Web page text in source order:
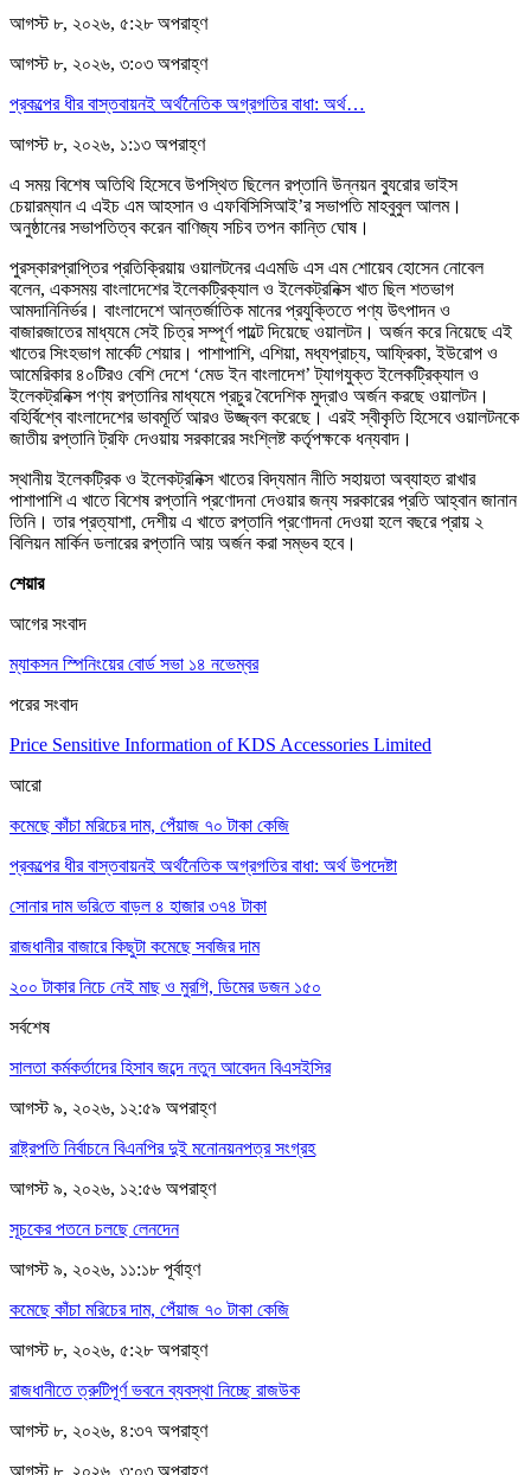
আগস্ট ৮, ২০২৬, ৫:২৮ অপরাহ্ণ
আগস্ট ৮, ২০২৬, ৩:০৩ অপরাহ্ণ
প্রকল্পের ধীর বাস্তবায়নই অর্থনৈতিক অগ্রগতির বাধা: অর্থ…
আগস্ট ৮, ২০২৬, ১:১৩ অপরাহ্ণ
এ সময় বিশেষ অতিথি হিসেবে উপস্থিত ছিলেন রপ্তানি উন্নয়ন ব্যুরোর ভাইস
চেয়ারম্যান এ এইচ এম আহসান ও এফবিসিসিআই’র সভাপতি মাহবুবুল আলম।
অনুষ্ঠানের সভাপতিত্ব করেন বাণিজ্য সচিব তপন কান্তি ঘোষ।
পুরস্কারপ্রাপ্তির প্রতিক্রিয়ায় ওয়ালটনের এএমডি এস এম শোয়েব হোসেন নোবেল
বলেন, একসময় বাংলাদেশের ইলেকট্রিক্যাল ও ইলেকট্রনিক্স খাত ছিল শতভাগ
আমদানিনির্ভর। বাংলাদেশে আন্তর্জাতিক মানের প্রযুক্তিতে পণ্য উৎপাদন ও
বাজারজাতের মাধ্যমে সেই চিত্র সম্পূর্ণ পাল্টে দিয়েছে ওয়ালটন। অর্জন করে নিয়েছে এই
খাতের সিংহভাগ মার্কেট শেয়ার। পাশাপাশি, এশিয়া, মধ্যপ্রাচ্য, আফ্রিকা, ইউরোপ ও
আমেরিকার ৪০টিরও বেশি দেশে ‘মেড ইন বাংলাদেশ’ ট্যাগযুক্ত ইলেকট্রিক্যাল ও
ইলেকট্রনিক্স পণ্য রপ্তানির মাধ্যমে প্রচুর বৈদেশিক মুদ্রাও অর্জন করছে ওয়ালটন।
বহির্বিশ্বে বাংলাদেশের ভাবমূর্তি আরও উজ্জ্বল করেছে। এরই স্বীকৃতি হিসেবে ওয়ালটনকে
জাতীয় রপ্তানি ট্রফি দেওয়ায় সরকারের সংশ্লিষ্ট কর্তৃপক্ষকে ধন্যবাদ।
স্থানীয় ইলেকট্রিক ও ইলেকট্রনিক্স খাতের বিদ্যমান নীতি সহায়তা অব্যাহত রাখার
পাশাপাশি এ খাতে বিশেষ রপ্তানি প্রণোদনা দেওয়ার জন্য সরকারের প্রতি আহ্বান জানান
তিনি। তার প্রত্যাশা, দেশীয় এ খাতে রপ্তানি প্রণোদনা দেওয়া হলে বছরে প্রায় ২
বিলিয়ন মার্কিন ডলারের রপ্তানি আয় অর্জন করা সম্ভব হবে।
শেয়ার
আগের সংবাদ
ম্যাকসন স্পিনিংয়ের বোর্ড সভা ১৪ নভেম্বর
পরের সংবাদ
Price Sensitive Information of KDS Accessories Limited
আরো
কমেছে কাঁচা মরিচের দাম, পেঁয়াজ ৭০ টাকা কেজি
প্রকল্পের ধীর বাস্তবায়নই অর্থনৈতিক অগ্রগতির বাধা: অর্থ উপদেষ্টা
সোনার দাম ভ‌রি‌তে বাড়ল ৪ হাজার ৩৭৪ টাকা
রাজধানীর বাজারে কিছুটা কমেছে সবজির দাম
২০০ টাকার নিচে নেই মাছ ও মুরগি, ডিমের ডজন ১৫০
সর্বশেষ
সালতা কর্মকর্তাদের হিসাব জব্দে নতুন আবেদন বিএসইসির
আগস্ট ৯, ২০২৬, ১২:৫৯ অপরাহ্ণ
রাষ্ট্রপতি নির্বাচনে বিএনপির দুই মনোনয়নপত্র সংগ্রহ
আগস্ট ৯, ২০২৬, ১২:৫৬ অপরাহ্ণ
সূচকের পতনে চলছে লেনদেন
আগস্ট ৯, ২০২৬, ১১:১৮ পূর্বাহ্ণ
কমেছে কাঁচা মরিচের দাম, পেঁয়াজ ৭০ টাকা কেজি
আগস্ট ৮, ২০২৬, ৫:২৮ অপরাহ্ণ
রাজধানীতে ত্রুটিপূর্ণ ভবনে ব্যবস্থা নিচ্ছে রাজউক
আগস্ট ৮, ২০২৬, ৪:৩৭ অপরাহ্ণ
আগস্ট ৮, ২০২৬, ৩:০৩ অপরাহ্ণ